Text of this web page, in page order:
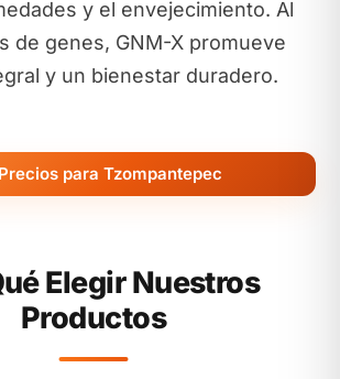
y el envejecimiento. Al
de genes, GNM-X promueve
y un bienestar duradero.
para Tzompantepec
Elegir Nuestros
Productos